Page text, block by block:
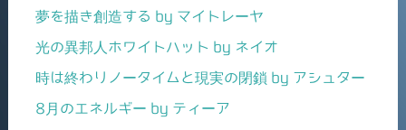
夢を描き創造する by マイトレーヤ
光の異邦人ホワイトハット by ネイオ
時は終わりノータイムと現実の閉鎖 by アシュター
8月のエネルギー by ティーア